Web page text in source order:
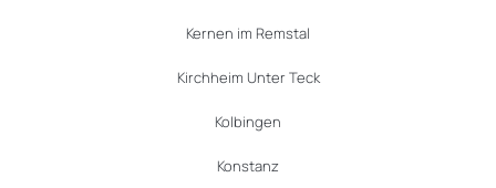
Kernen im Remstal
Kirchheim Unter Teck
Kolbingen
Konstanz